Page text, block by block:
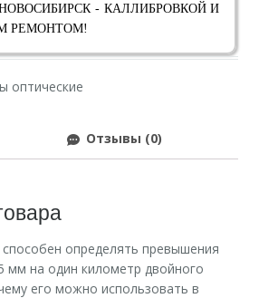
- КАЛЛИБРОВКОЙ И
РЕМОНТОМ!
оптические
Отзывы (0)
определять превышения
мм на один километр двойного
его можно использовать в